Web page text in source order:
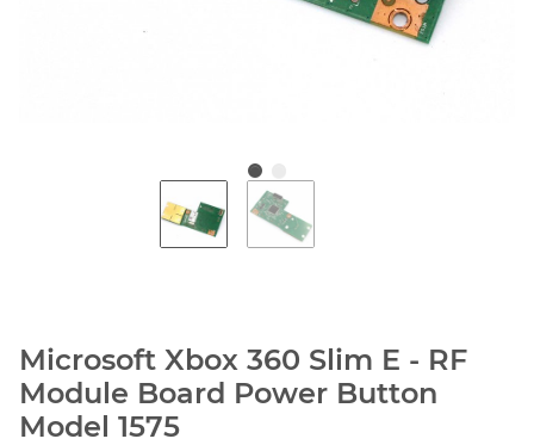
Microsoft Xbox 360 Slim E - RF
Module Board Power Button
Model 1575